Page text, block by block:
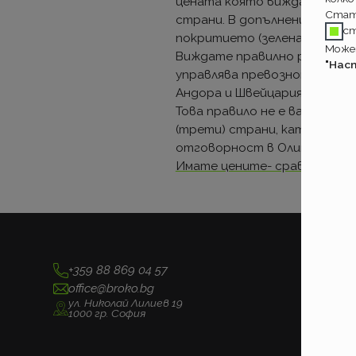
страни. В допълнение
покритието (зелена карта)
Виждате правилно
управлява превозното
Андора и Швейцария.
Това правило не е валидно,
(трети) страни, като
отговорност в Олимпик не
Имате цените- сравнявайте
+359 88 869 04 57
office@broko.bg
ул. Николай Лилиев 19
1000 гр. София